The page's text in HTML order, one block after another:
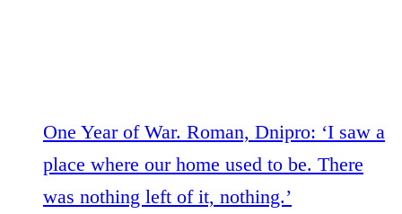
One Year of War. Roman, Dnipro: ‘I saw a
place where our home used to be. There
was nothing left of it, nothing.’